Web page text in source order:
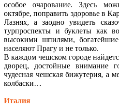
особое очарование. Здесь
октябре, поправить здоровье в
Лазнях, а заодно увидеть
турпроспекты и буклеты как
высокими шпилями,
населяют Прагу и не только.
В каждом чешском городе
дворец, достойные внимание
чудесная чешская бижутерия, а
колбаски…
Италия